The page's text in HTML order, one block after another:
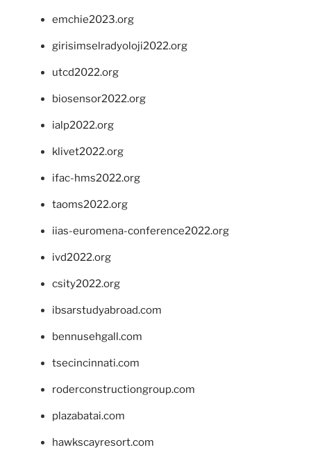
emchie2023.org
girisimselradyoloji2022.org
utcd2022.org
biosensor2022.org
ialp2022.org
klivet2022.org
ifac-hms2022.org
taoms2022.org
iias-euromena-conference2022.org
ivd2022.org
csity2022.org
ibsarstudyabroad.com
bennusehgall.com
tsecincinnati.com
roderconstructiongroup.com
plazabatai.com
hawkscayresort.com